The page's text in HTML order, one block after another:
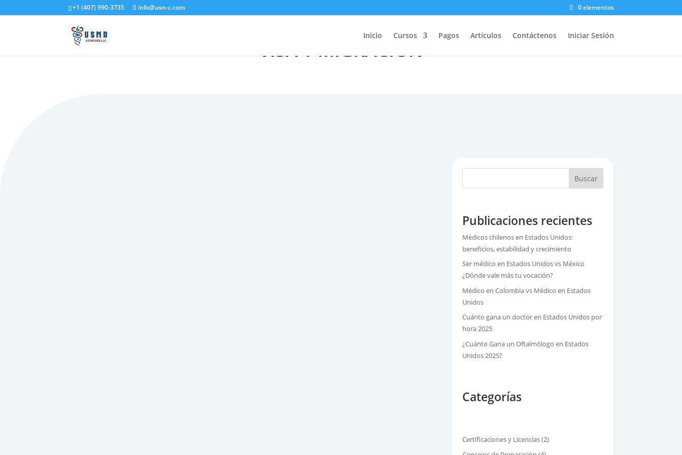
+1 (407) 990-3735 info@usn-c.com 0 elementos
Inicio Cursos Pagos Artículos Contáctenos Iniciar Sesión
VISA Y MIGRACIÓN
Buscar
Publicaciones recientes
Médicos chilenos en Estados Unidos:
beneficios, estabilidad y crecimiento
Ser médico en Estados Unidos vs México
¿Dónde vale más tu vocación?
Médico en Colombia vs Médico en Estados
Unidos
Cuánto gana un doctor en Estados Unidos por
hora 2025
¿Cuánto Gana un Oftalmólogo en Estados
Unidos 2025?
Categorías
Certificaciones y Licencias(2)